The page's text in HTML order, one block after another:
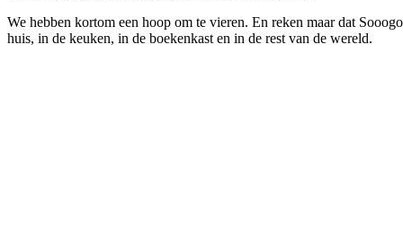
We hebben kortom een hoop om te vieren. En reken maar dat
huis, in de keuken, in de boekenkast en in de rest van de wereld.